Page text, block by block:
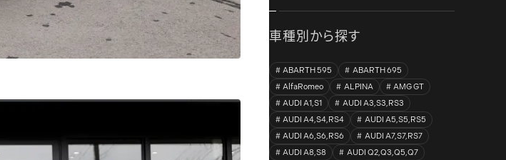
車種別から探す
ABARTH 595
ABARTH 695
AlfaRomeo
ALPINA
AMG GT
AUDI A1,S1
AUDI A3,S3,RS3
AUDI A4,S4,RS4
AUDI A5,S5,RS5
AUDI A6,S6,RS6
AUDI A7,S7,RS7
AUDI A8,S8
AUDI Q2,Q3,Q5,Q7